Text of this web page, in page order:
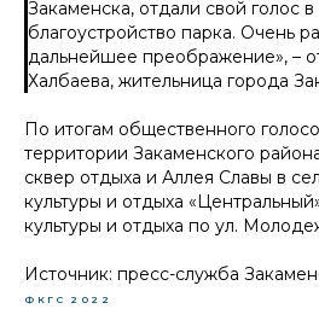
Закаменска, отдали свой голос
благоустройство парка. Очень
дальнейшее преображение», –
Халбаева, жительница города
По итогам общественного
территории Закаменского
сквер отдыха и Аллея Славы в
культуры и отдыха
культуры и отдыха по ул.
Источник: пресс-служба
ФКГС 2022